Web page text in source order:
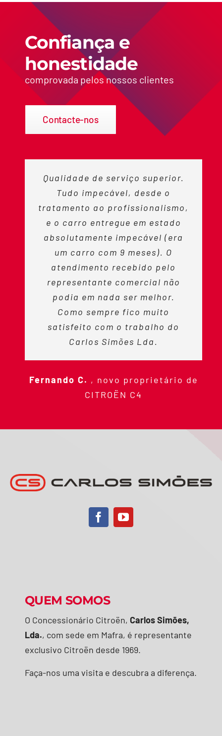
Confiança e
honestidade
comprovada pelos nossos clientes
Contacte-nos
Qualidade de serviço superior.
Tudo impecável, desde o
tratamento ao profissionalismo,
e o carro entregue em estado
absolutamente impecável (era
um carro com 9 meses). O
atendimento recebido pelo
representante comercial não
podia em nada ser melhor.
Como sempre fico muito
satisfeito com o trabalho do
Carlos Simões Lda.
Fernando C. , novo proprietário de
CITROËN C4
QUEM SOMOS
O Concessionário Citroën, Carlos Simões,
Lda., com sede em Mafra, é representante
exclusivo Citroën desde 1969.
Faça-nos uma visita e descubra a diferença.